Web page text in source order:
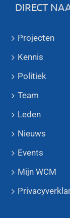
DIRECT
Projecten
Kennis
Politiek
Team
Leden
Nieuws
Events
Mijn WCM